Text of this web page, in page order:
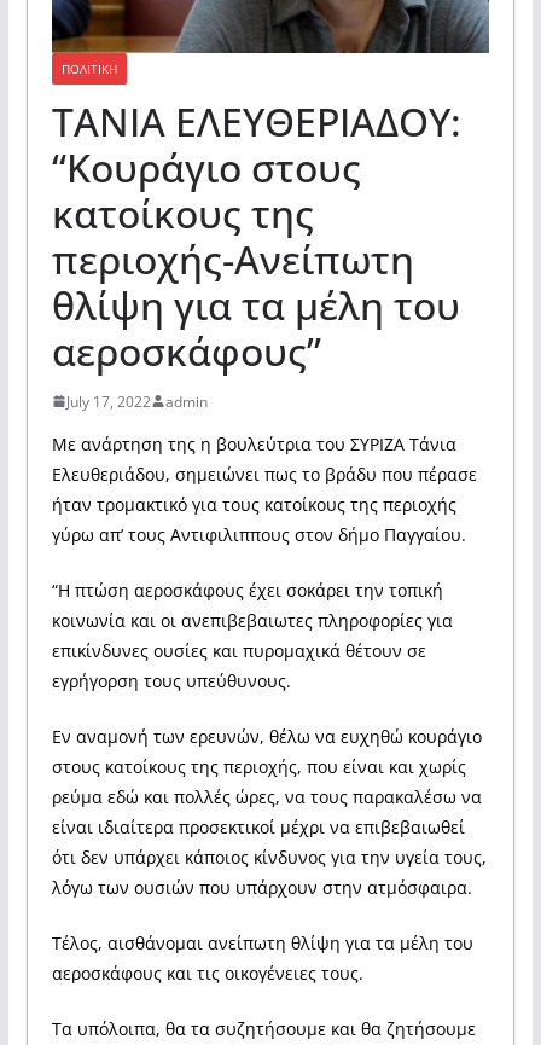
ΠΟΛΙΤΙΚΗ
ΤΑΝΙΑ ΕΛΕΥΘΕΡΙΑΔΟΥ:
“Κουράγιο στους
κατοίκους της
περιοχής-Ανείπωτη
θλίψη για τα μέλη του
αεροσκάφους”
July 17, 2022 admin
Με ανάρτηση της η βουλεύτρια του ΣΥΡΙΖΑ Τάνια
Ελευθεριάδου, σημειώνει πως το βράδυ που πέρασε
ήταν τρομακτικό για τους κατοίκους της περιοχής
γύρω απ’ τους Αντιφιλιππους στον δήμο Παγγαίου.
“Η πτώση αεροσκάφους έχει σοκάρει την τοπική
κοινωνία και οι ανεπιβεβαιωτες πληροφορίες για
επικίνδυνες ουσίες και πυρομαχικά θέτουν σε
εγρήγορση τους υπεύθυνους.
Εν αναμονή των ερευνών, θέλω να ευχηθώ κουράγιο
στους κατοίκους της περιοχής, που είναι και χωρίς
ρεύμα εδώ και πολλές ώρες, να τους παρακαλέσω να
είναι ιδιαίτερα προσεκτικοί μέχρι να επιβεβαιωθεί
ότι δεν υπάρχει κάποιος κίνδυνος για την υγεία τους,
λόγω των ουσιών που υπάρχουν στην ατμόσφαιρα.
Τέλος, αισθάνομαι ανείπωτη θλίψη για τα μέλη του
αεροσκάφους και τις οικογένειες τους.
Τα υπόλοιπα, θα τα συζητήσουμε και θα ζητήσουμε